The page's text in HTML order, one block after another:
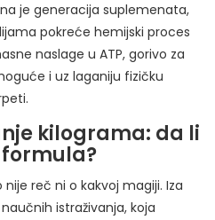
je generacija suplemenata,
pokreće hemijski proces
naslage u ATP, gorivo za
i uz laganiju fizičku
kilograma: da li
reč ni o kakvoj magiji. Iza
istraživanja, koja